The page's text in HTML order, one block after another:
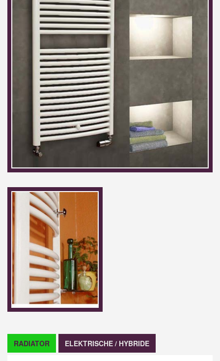
RADIATOR ELEKTRISCHE / HYBRIDE